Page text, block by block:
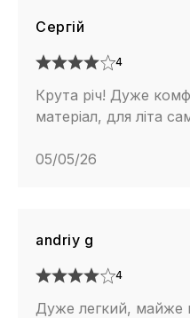
Сергій
4
Крута річ! Дуже
матеріал, для літа
05/05/26
andriy g
4
Дуже легкий, майже